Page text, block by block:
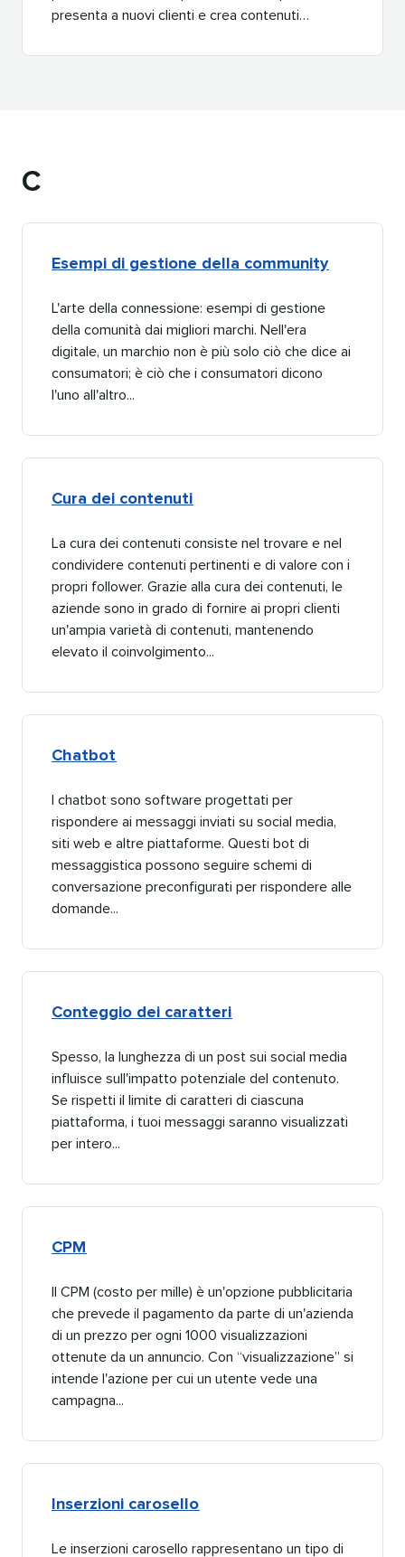
presenta a nuovi clienti e crea contenuti…​​
C​​
Esempi di gestione della community​​
L'arte della connessione: esempi di gestione
della comunità dai migliori marchi. Nell'era
digitale, un marchio non è più solo ciò che dice ai
consumatori; è ciò che i consumatori dicono
l'uno all'altro...​​
Cura dei contenuti​​
La cura dei contenuti consiste nel trovare e nel
condividere contenuti pertinenti e di valore con i
propri follower. Grazie alla cura dei contenuti, le
aziende sono in grado di fornire ai propri clienti
un'ampia varietà di contenuti, mantenendo
elevato il coinvolgimento...​​
Chatbot​​
I chatbot sono software progettati per
rispondere ai messaggi inviati su social media,
siti web e altre piattaforme. Questi bot di
messaggistica possono seguire schemi di
conversazione preconfigurati per rispondere alle
domande...​​
Conteggio dei caratteri​​
Spesso, la lunghezza di un post sui social media
influisce sull'impatto potenziale del contenuto.
Se rispetti il limite di caratteri di ciascuna
piattaforma, i tuoi messaggi saranno visualizzati
per intero...​​
CPM​​
Il CPM (costo per mille) è un'opzione pubblicitaria
che prevede il pagamento da parte di un'azienda
di un prezzo per ogni 1000 visualizzazioni
ottenute da un annuncio. Con “visualizzazione” si
intende l'azione per cui un utente vede una
campagna...​​
Inserzioni carosello​​
Le inserzioni carosello rappresentano un tipo di